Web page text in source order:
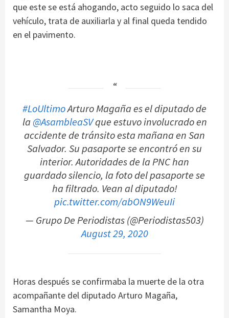
que este se está ahogando, acto seguido lo saca del
vehículo, trata de auxiliarla y al final queda tendido
en el pavimento.
#LoUltimoArturo Magaña es el diputado de
la @AsambleaSVque estuvo involucrado en
accidente de tránsito esta mañana en San
Salvador. Su pasaporte se encontró en su
interior. Autoridades de la PNC han
guardado silencio, la foto del pasaporte se
ha filtrado. Vean al diputado!
pic.twitter.com/abON9WeuIi
— Grupo De Periodistas (@Periodistas503)
August 29, 2020
Horas después se confirmaba la muerte de la otra
acompañante del diputado Arturo Magaña,
Samantha Moya.